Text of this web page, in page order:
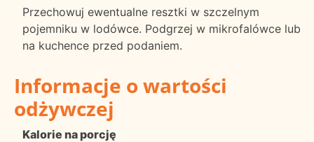
Przechowuj ewentualne resztki w szczelnym
pojemniku w lodówce. Podgrzej w mikrofalówce lub
na kuchence przed podaniem.
Informacje o wartości
odżywczej
Kalorie na porcję